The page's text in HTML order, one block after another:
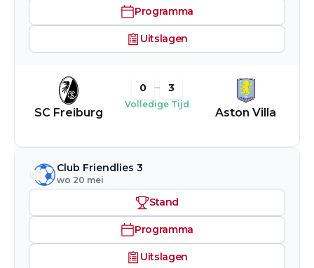
Programma
Uitslagen
SC Freiburg
0 3
Volledige Tijd
Aston Villa
Club Friendlies 3
wo 20 mei
Stand
Programma
Uitslagen